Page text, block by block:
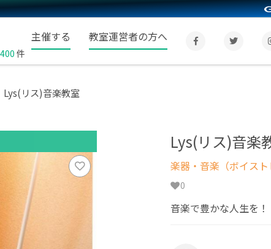
件
主催する 教室運営者の方へ
Lys(リス)音楽教室
Lys(リス)音楽
楽器・音楽（ボイスト
0
音楽で豊かな人生を！